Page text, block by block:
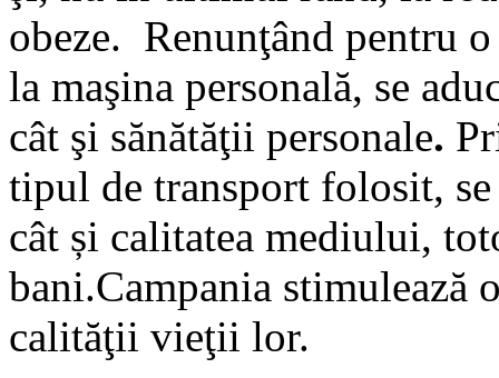
obeze. Renunţând pentru
la maşina personală, se
cât şi sănătăţii personale.
tipul de transport folosit, se
cât și calitatea mediului,
bani.Campania stimulează
calităţii vieţii lor.